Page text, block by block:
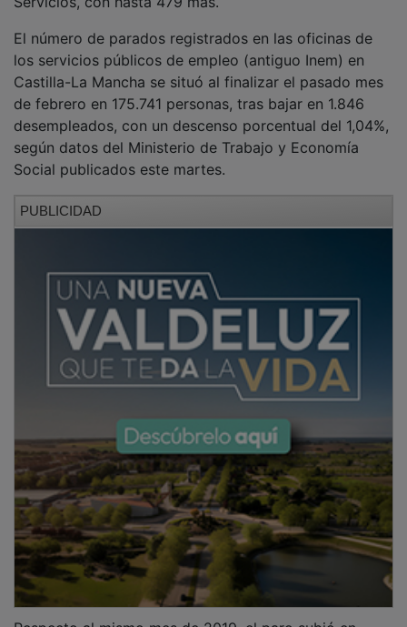
los servicios públicos de empleo (antiguo Inem) en
Castilla-La Mancha se situó al finalizar el pasado mes
de febrero en 175.741 personas, tras bajar en 1.846
desempleados, con un descenso porcentual del 1,04%,
según datos del Ministerio de Trabajo y Economía
Social publicados este martes.